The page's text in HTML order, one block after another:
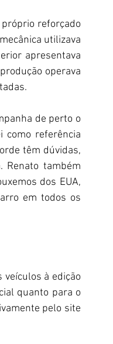
reforçado
utilizava
apresentava
operava
de perto o
como referência
têm dúvidas,
Renato também
dos EUA,
em todos os
à edição
quanto para o
pelo site